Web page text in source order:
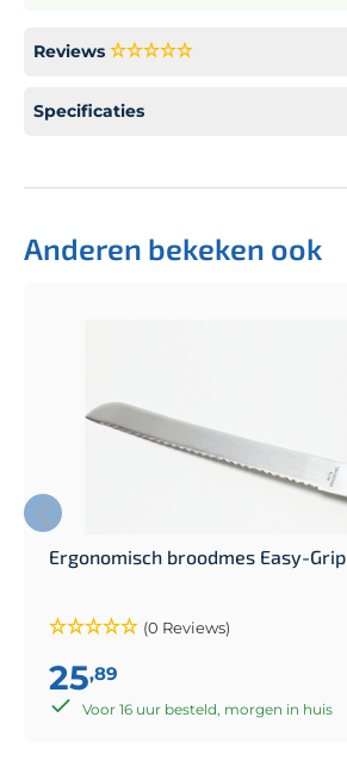
Reviews
Specificaties
Anderen bekeken ook
Ergonomisch broodmes Easy-Grip
(0 Reviews)
25,89
Voor 16 uur besteld, morgen in huis